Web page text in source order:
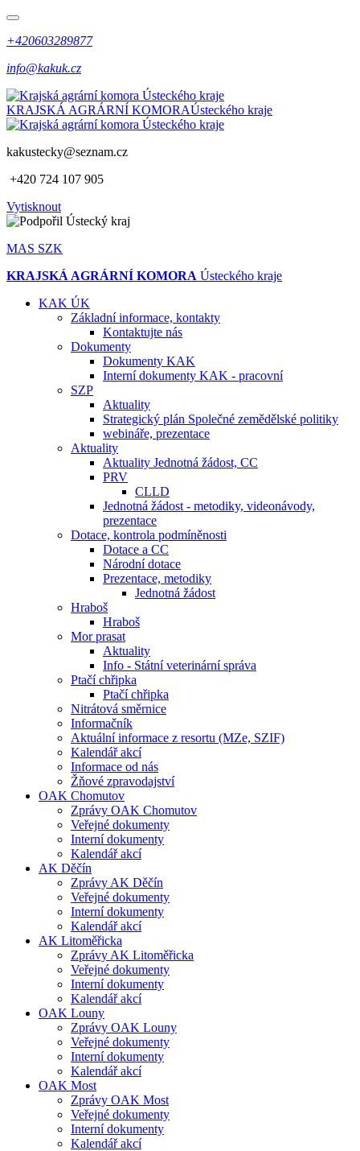
+420603289877
info@kakuk.cz
KRAJSKÁ AGRÁRNÍ KOMORAÚsteckého kraje
kakustecky@seznam.cz
+420 724 107 905
Vytisknout
MAS SZK
KRAJSKÁ AGRÁRNÍ KOMORA Ústeckého kraje
KAK ÚK
Základní informace, kontakty
Kontaktujte nás
Dokumenty
Dokumenty KAK
Interní dokumenty KAK - pracovní
SZP
Aktuality
Strategický plán Společné zemědělské politiky
webináře, prezentace
Aktuality
Aktuality Jednotná žádost, CC
PRV
CLLD
Jednotná žádost - metodiky, videonávody,
prezentace
Dotace, kontrola podmíněnosti
Dotace a CC
Národní dotace
Prezentace, metodiky
Jednotná žádost
Hraboš
Hraboš
Mor prasat
Aktuality
Info - Státní veterinární správa
Ptačí chřipka
Ptačí chřipka
Nitrátová směrnice
Informačník
Aktuální informace z resortu (MZe, SZIF)
Kalendář akcí
Informace od nás
Žňové zpravodajství
OAK Chomutov
Zprávy OAK Chomutov
Veřejné dokumenty
Interní dokumenty
Kalendář akcí
AK Děčín
Zprávy AK Děčín
Veřejné dokumenty
Interní dokumenty
Kalendář akcí
AK Litoměřicka
Zprávy AK Litoměřicka
Veřejné dokumenty
Interní dokumenty
Kalendář akcí
OAK Louny
Zprávy OAK Louny
Veřejné dokumenty
Interní dokumenty
Kalendář akcí
OAK Most
Zprávy OAK Most
Veřejné dokumenty
Interní dokumenty
Kalendář akcí